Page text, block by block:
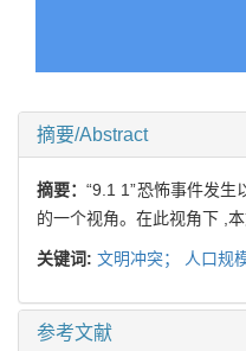
摘要/Abstract
摘要：“9.1 1”恐怖事件发
的一个视角。在此视角下 ,
关键词: 文明冲突； 人口规
参考文献